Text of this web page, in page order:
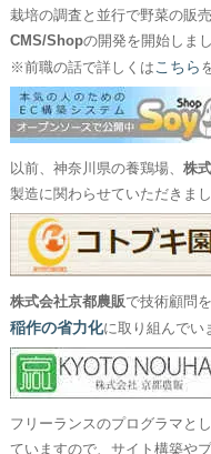
栽培の調査と並行で野菜の販
CMS/Shopの開発を開始しまし
※前職の話で詳しくはこちら
以前、神奈川県の養鶏場、 株
製造に関わらせていただきまし
株式会社京都農販で技術顧問
稲作の省力化に取り組んでい
フリーランスのプログラマと
ていますので、サイト構築や